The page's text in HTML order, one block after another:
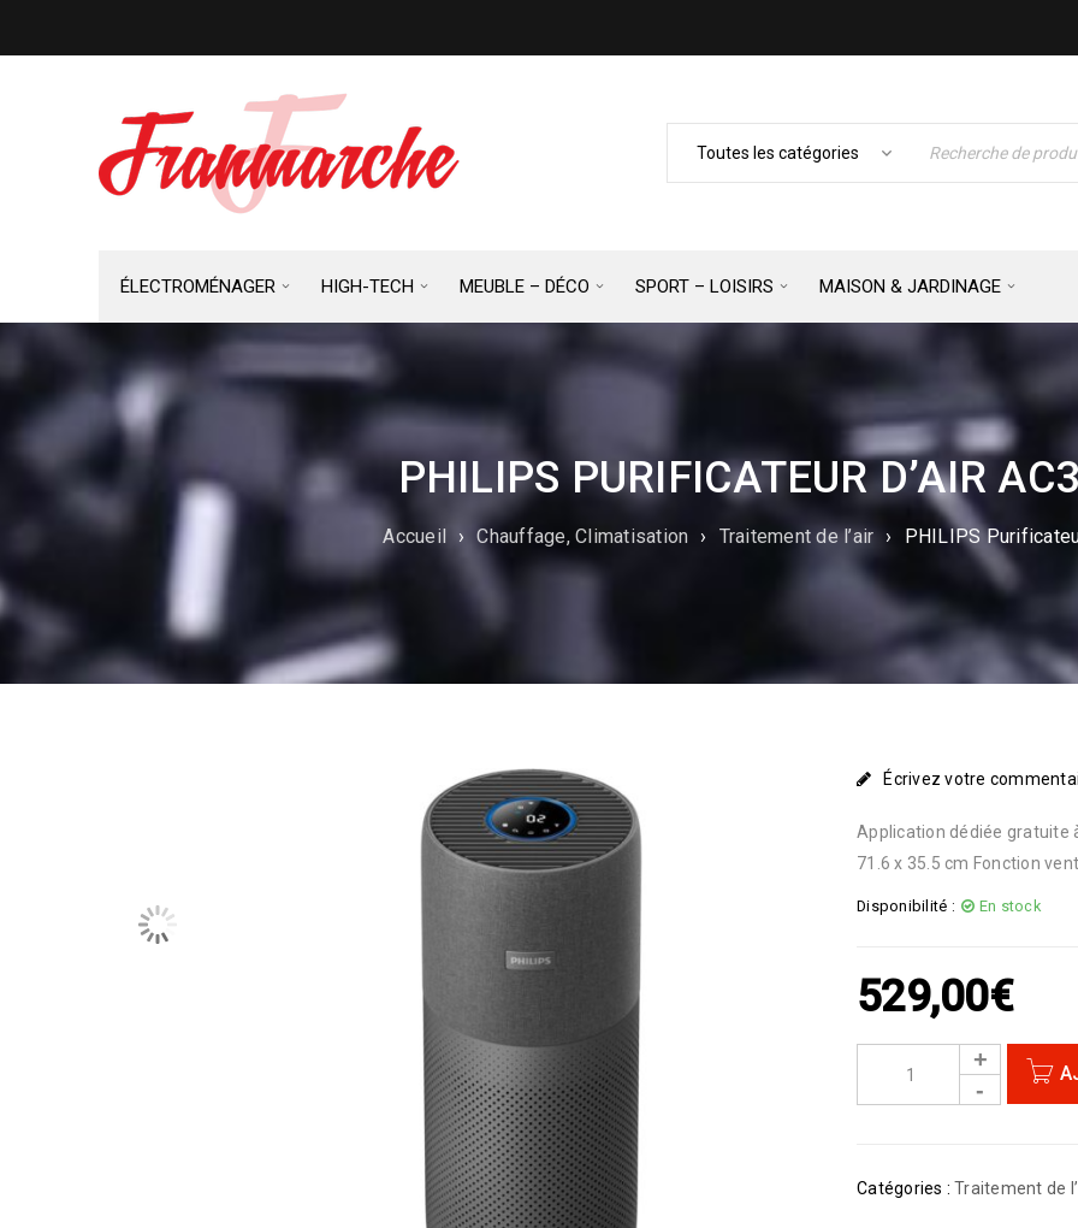
ÉLECTROMÉNAGER HIGH-TECH MEUBLE – DÉCO SPORT – LOISIRS MAISON & JARDINAGE
PHILIPS PURIFICATEUR D’AIR
Accueil › Chauffage, Climatisation › Traitement de l’air › PHILIPS
Écrivez votre
Application dédiée gratuite
71.6 x 35.5 cm Fonction
Disponibilité : En stock
529,00€
Catégories : Traitement de